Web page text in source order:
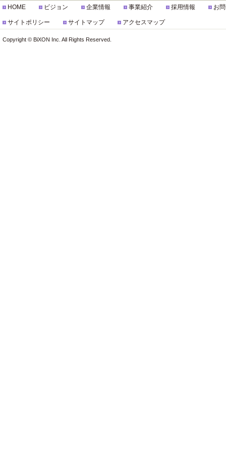
HOME ビジョン 企業情報 事業紹介 採用情報 お
サイトポリシー サイトマップ アクセスマップ
Copyright © BiXON Inc. All Rights Reserved.